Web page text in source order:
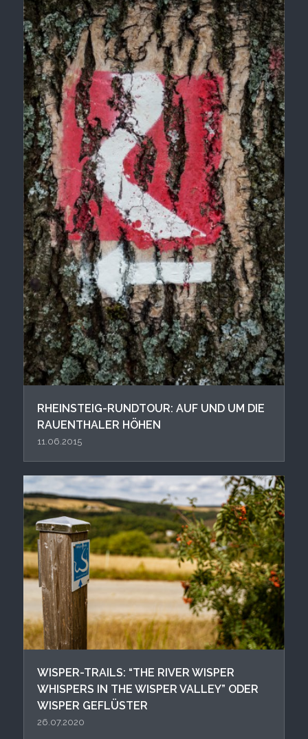
RHEINSTEIG-RUNDTOUR: AUF UND UM DIE
RAUENTHALER HÖHEN
11.06.2015
WISPER-TRAILS: “THE RIVER WISPER
WHISPERS IN THE WISPER VALLEY” ODER
WISPER GEFLÜSTER
26.07.2020